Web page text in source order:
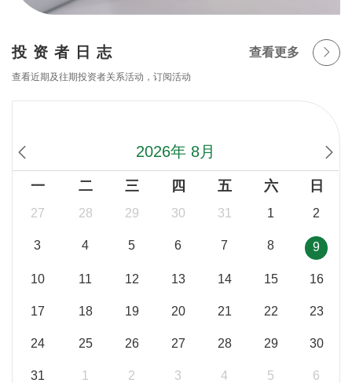
投资者日志 查看更多
查看近期及往期投资者关系活动，订阅活动